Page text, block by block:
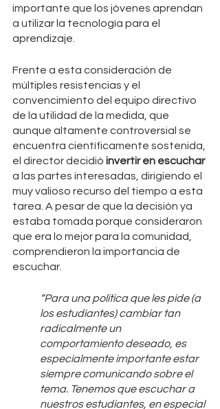
importante que los jóvenes aprendan
a utilizar la tecnología para el
aprendizaje.
Frente a esta consideración de
múltiples resistencias y el
convencimiento del equipo directivo
de la utilidad de la medida, que
aunque altamente controversial se
encuentra científicamente sostenida,
el director decidió invertir en escuchar
a las partes interesadas, dirigiendo el
muy valioso recurso del tiempo a esta
tarea. A pesar de que la decisión ya
estaba tomada porque consideraron
que era lo mejor para la comunidad,
comprendieron la importancia de
escuchar.
“Para una política que les pide (a
los estudiantes) cambiar tan
radicalmente un
comportamiento deseado, es
especialmente importante estar
siempre comunicando sobre el
tema. Tenemos que escuchar a
nuestros estudiantes, en especial